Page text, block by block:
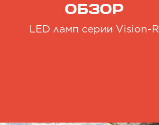
ОБЗОР
LED ламп серии Vision-R